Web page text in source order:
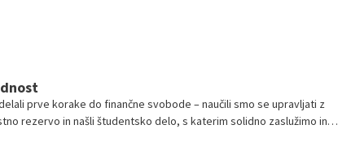
prve korake do finančne svobode – naučili smo se upravljati z
rezervo in našli študentsko delo, s katerim solidno zaslužimo in